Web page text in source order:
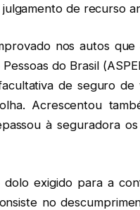
de recurso
nos autos
do Brasil
de seguro
Acrescentou
à seguradora
exigido para a
no